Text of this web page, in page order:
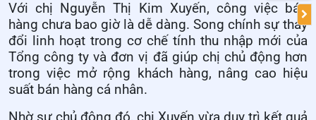
Với chị Nguyễn Thị Kim Xuyến, công việc bán
hàng chưa bao giờ là dễ dàng. Song chính sự thay
đổi linh hoạt trong cơ chế tính thu nhập mới của
Tổng công ty và đơn vị đã giúp chị chủ động hơn
trong việc mở rộng khách hàng, nâng cao hiệu
suất bán hàng cá nhân.